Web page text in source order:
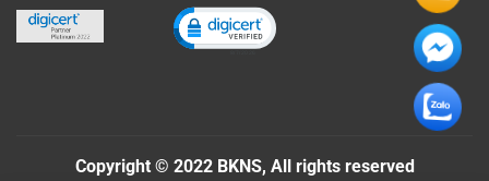
Click to open certificate
Copyright © 2022 BKNS, All rights reserved